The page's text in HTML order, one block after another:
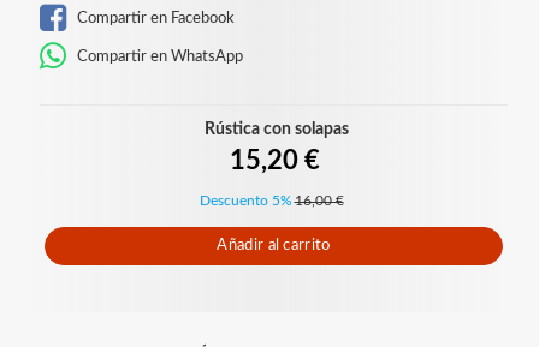
Compartir en Facebook
Compartir en WhatsApp
Rústica con solapas
15,20 €
Descuento 5% 16,00 €
Añadir al carrito